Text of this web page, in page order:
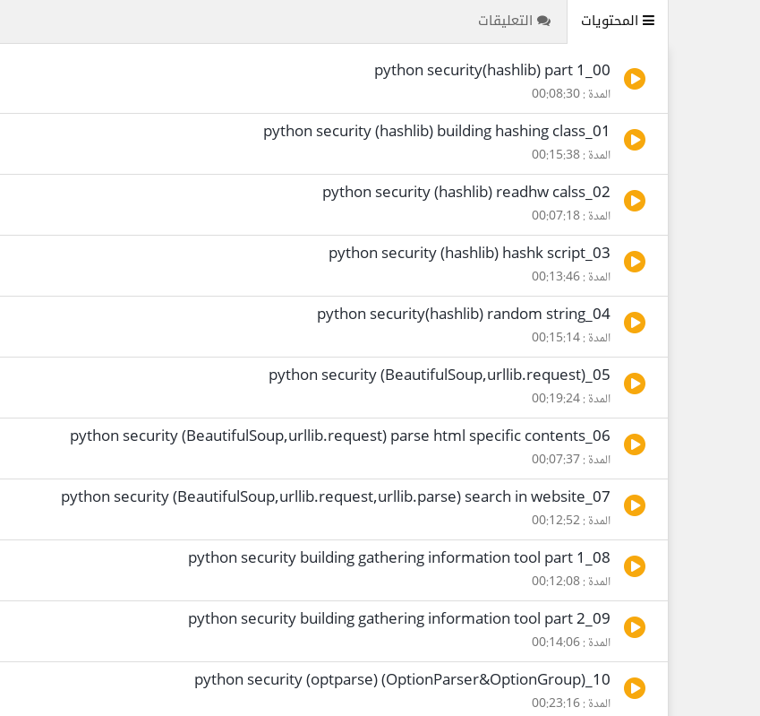
المحتويات التعليقات
00_python security(hashlib) part 1
المدة : 00:08:30
01_python security (hashlib) building hashing class
المدة : 00:15:38
02_python security (hashlib) readhw calss
المدة : 00:07:18
03_python security (hashlib) hashk script
المدة : 00:13:46
04_python security(hashlib) random string
المدة : 00:15:14
05_python security (BeautifulSoup,urllib.request)
المدة : 00:19:24
06_python security (BeautifulSoup,urllib.request) parse html specific contents
المدة : 00:07:37
07_python security (BeautifulSoup,urllib.request,urllib.parse) search in website
المدة : 00:12:52
08_python security building gathering information tool part 1
المدة : 00:12:08
09_python security building gathering information tool part 2
المدة : 00:14:06
10_python security (optparse) (OptionParser&OptionGroup)
المدة : 00:23:16